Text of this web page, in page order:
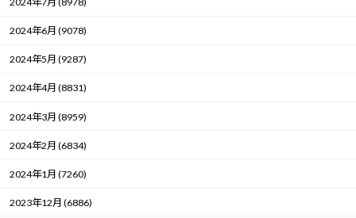
2024年6月 (9078)
2024年5月 (9287)
2024年4月 (8831)
2024年3月 (8959)
2024年2月 (6834)
2024年1月 (7260)
2023年12月 (6886)